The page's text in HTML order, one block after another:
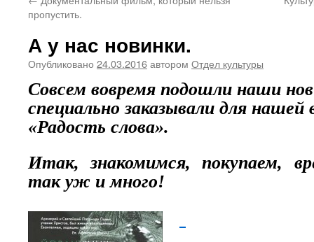
пропустить.
А у нас новинки.
Опубликовано 24.03.2016автором Отдел культуры
Совсем вовремя подошли наши
специально заказывали для
«Радость слова».
Итак, знакомимся, покупаем,
так уж и много!